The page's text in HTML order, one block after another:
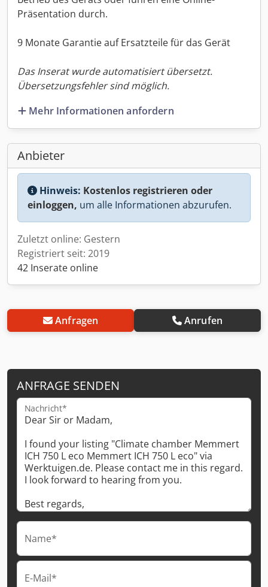
Präsentation durch.
9 Monate Garantie auf Ersatzteile für das Gerät
Das Inserat wurde automatisiert übersetzt.
Übersetzungsfehler sind möglich.
Mehr Informationen anfordern
Anbieter
Hinweis: Kostenlos registrieren oder
einloggen, um alle Informationen abzurufen.
Zuletzt online: Gestern
Registriert seit: 2019
42 Inserate online
Anfragen Anrufen
ANFRAGE SENDEN
Nachricht*
Name*
E-Mail*